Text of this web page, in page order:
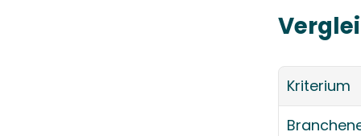
Kriterium